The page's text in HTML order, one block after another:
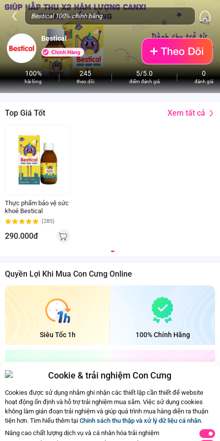
Bestical
100%
hài lòng
245
theo dõi
5/5.0
điểm đánh giá
0
đánh giá
Top Giá Tốt Xem tất cả
Thực phẩm bảo vệ sức
khoẻ Bestical
(285)
290.000đ
Quyền Lợi Khi Mua Con Cưng Online
Siêu Tốc 1h 100% Chính Hãng
Bảo Quản Mát Đổi Trả Dễ Dàng
Ba mẹ đã xem hết nội dung rồi
Cookie & trải nghiệm Con Cưng
Cookies được sử dụng nhằm ghi nhận các thiết lập cần thiết để website
hoạt động ổn định và hỗ trợ trải nghiệm mua sắm. Việc sử dụng cookies
không làm gián đoạn trải nghiệm và giúp quá trình mua hàng diễn ra thuận
tiện hơn. Tìm hiểu thêm tại Chính sách thu thập và xử lý dữ liệu cá nhân.
Nâng cao chất lượng dịch vụ và cá nhân hóa trải nghiệm